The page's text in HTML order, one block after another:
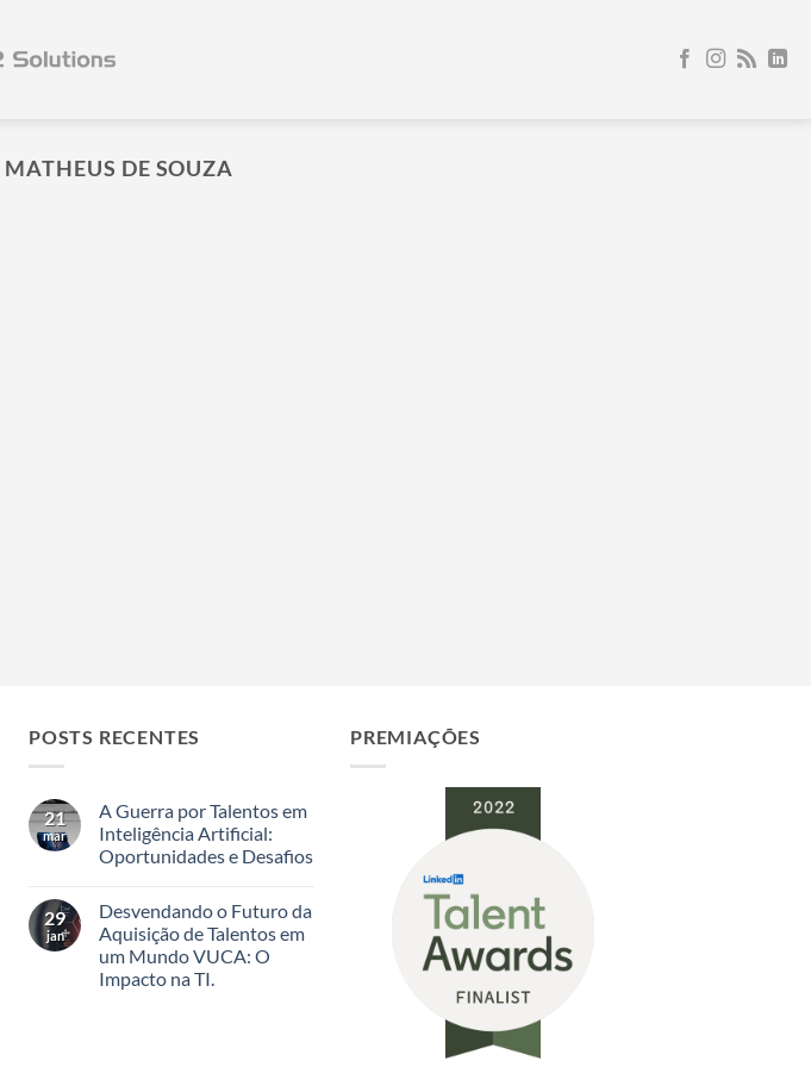
MATHEUS DE SOUZA
POSTS RECENTES
21
mar
A Guerra por Talentos em
Inteligência Artificial:
Oportunidades e Desafios
em
A
Guerra
por
Talentos
em
29
jan
Desvendando o Futuro da
Aquisição de Talentos em
um Mundo VUCA: O
Impacto na TI.
PREMIAÇÕES